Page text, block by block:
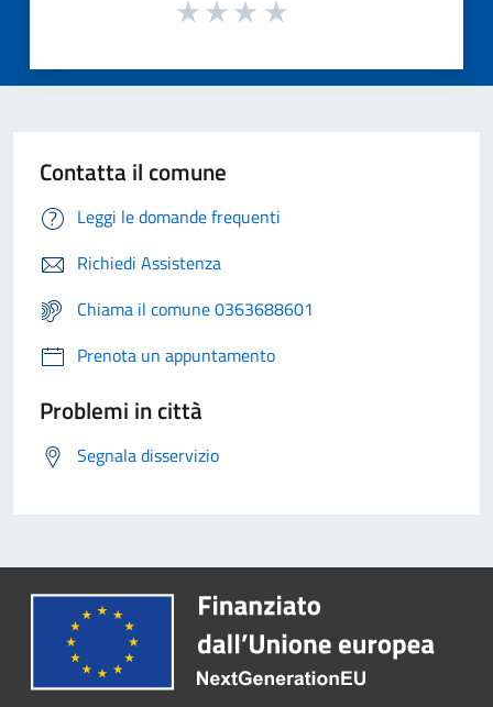
Contatta il comune
Leggi le domande frequenti
Richiedi Assistenza
Chiama il comune 0363688601
Prenota un appuntamento
Problemi in città
Segnala disservizio